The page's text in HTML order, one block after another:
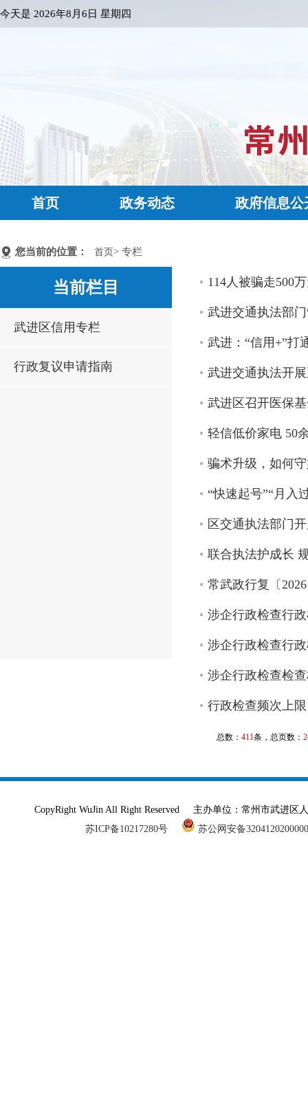
今天是 2026年8月6日 星期四
首页 政务动态 政府信息公
您当前的位置： 首页> 专栏
当前栏目
武进区信用专栏
行政复议申请指南
114人被骗走500
武进交通执法部
武进：“信用+”打
武进交通执法开
武进区召开医保
轻信低价家电 50
骗术升级，如何
“快速起号”“月入
区交通执法部门
联合执法护成长
常武政行复〔
涉企行政检查行
涉企行政检查行
涉企行政检查检
行政检查频次上限
总数： 411条，总页数：
CopyRight WuJin All Right Reserved 主办单位：常州市武进
苏ICP备10217280号
苏公网安备